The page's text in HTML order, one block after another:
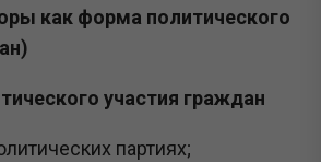
как форма политического
участия граждан
партиях;